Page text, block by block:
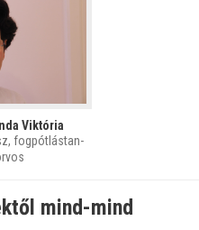
Viktória
fogpótlástan-
mind-mind